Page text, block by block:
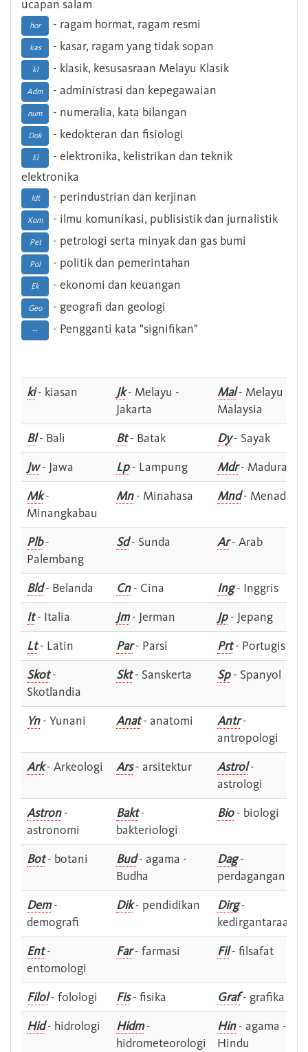
ucapan salam
hor - ragam hormat, ragam resmi
kas - kasar, ragam yang tidak sopan
kl - klasik, kesusasraan Melayu Klasik
Adm - administrasi dan kepegawaian
num - numeralia, kata bilangan
Dok - kedokteran dan fisiologi
El
- elektronika, kelistrikan dan teknik
elektronika
Idt - perindustrian dan kerjinan
Kom - ilmu komunikasi, publisistik dan jurnalistik
Pet - petrologi serta minyak dan gas bumi
Pol - politik dan pemerintahan
Ek - ekonomi dan keuangan
Geo - geografi dan geologi
-- - Pengganti kata "signifikan"
ki- kiasan Jk- Melayu -
Jakarta
Mal- Melayu -
Malaysia
Bl- Bali Bt- Batak Dy- Sayak
Jw- Jawa Lp- Lampung Mdr- Madura
Mk-
Minangkabau
Mn- Minahasa Mnd- Menado
Plb-
Palembang
Sd- Sunda Ar- Arab
Bld- Belanda Cn- Cina Ing- Inggris
It- Italia Jm- Jerman Jp- Jepang
Lt- Latin Par- Parsi Prt- Portugis
Skot-
Skotlandia
Skt- Sanskerta Sp- Spanyol
Yn- Yunani Anat- anatomi Antr-
antropologi
Ark- Arkeologi Ars- arsitektur Astrol-
astrologi
Astron-
astronomi
Bakt-
bakteriologi
Bio- biologi
Bot- botani Bud- agama -
Budha
Dag-
perdagangan
Dem-
demografi
Dik- pendidikan Dirg-
kedirgantaraan
Ent-
entomologi
Far- farmasi Fil- filsafat
Filol- folologi Fis- fisika Graf- grafika
Hid- hidrologi Hidm-
hidrometeorologi
Hin- agama -
Hindu